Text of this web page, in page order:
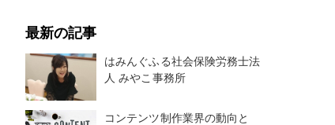
最新の記事
はみんぐふる社会保険労務士法
人 みやこ事務所
コンテンツ制作業界の動向と